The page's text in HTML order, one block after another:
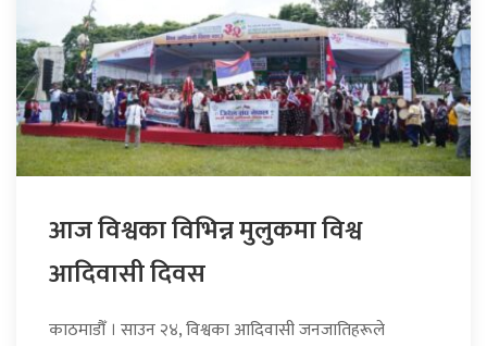
आज विश्वका विभिन्न मुलुकमा विश्व
आदिवासी दिवस
काठमाडौँ । साउन २४, विश्वका आदिवासी जनजातिहरूले